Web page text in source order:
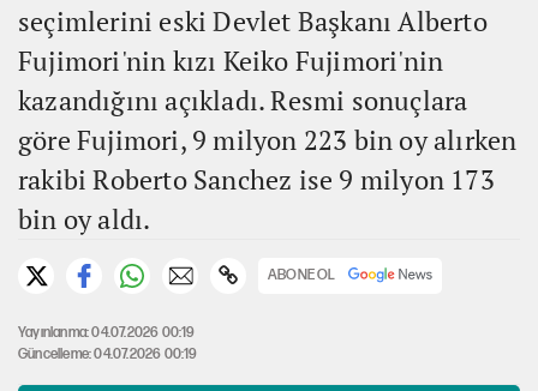
seçimlerini eski Devlet Başkanı Alberto
Fujimori'nin kızı Keiko Fujimori'nin
kazandığını açıkladı. Resmi sonuçlara
göre Fujimori, 9 milyon 223 bin oy alırken
rakibi Roberto Sanchez ise 9 milyon 173
bin oy aldı.
ABONE OL
Yayınlanma: 04.07.2026 00:19
Güncelleme: 04.07.2026 00:19